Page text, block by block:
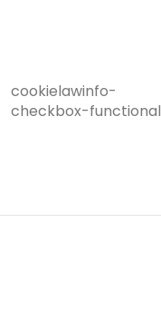
cookielawinfo-
checkbox-functional